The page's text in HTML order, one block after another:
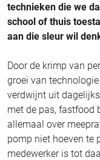
technieken die we
school of thuis
aan die sleur wil
Door de krimp van
groei van technologie
verdwijnt uit
met de pas, fastfood
allemaal over
pomp niet hoeven te
medewerker is tot